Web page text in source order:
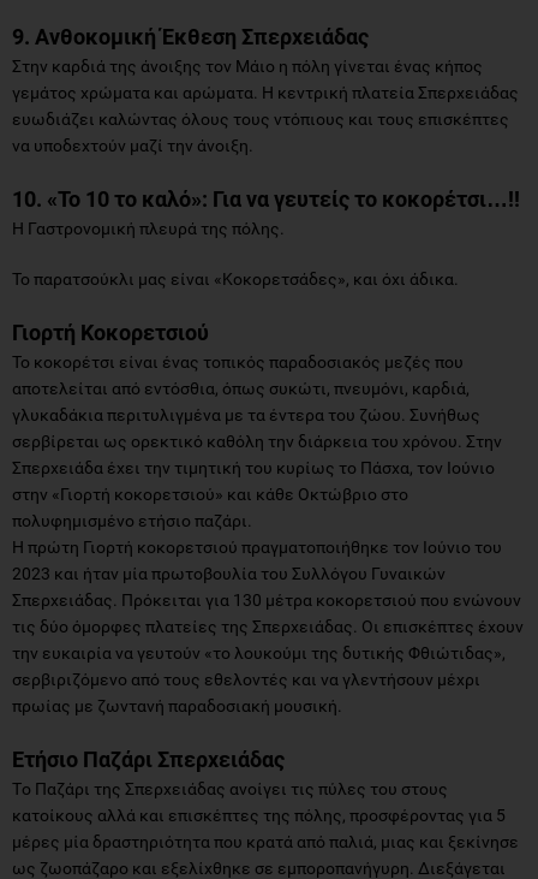
9. Ανθοκομική Έκθεση Σπερχειάδας
Στην καρδιά της άνοιξης τον Μάιο η πόλη γίνεται ένας κήπος
γεμάτος χρώματα και αρώματα. Η κεντρική πλατεία Σπερχειάδας
ευωδιάζει καλώντας όλους τους ντόπιους και τους επισκέπτες
να υποδεχτούν μαζί την άνοιξη.
10. «Το 10 το καλό»: Για να γευτείς το κοκορέτσι…!!
Η Γαστρονομική πλευρά της πόλης.
Το παρατσούκλι μας είναι «Κοκορετσάδες», και όχι άδικα.
Γιορτή Κοκορετσιού
Το κοκορέτσι είναι ένας τοπικός παραδοσιακός μεζές που
αποτελείται από εντόσθια, όπως συκώτι, πνευμόνι, καρδιά,
γλυκαδάκια περιτυλιγμένα με τα έντερα του ζώου. Συνήθως
σερβίρεται ως ορεκτικό καθόλη την διάρκεια του χρόνου. Στην
Σπερχειάδα έχει την τιμητική του κυρίως το Πάσχα, τον Ιούνιο
στην «Γιορτή κοκορετσιού» και κάθε Οκτώβριο στο
πολυφημισμένο ετήσιο παζάρι.
Η πρώτη Γιορτή κοκορετσιού πραγματοποιήθηκε τον Ιούνιο του
2023 και ήταν μία πρωτοβουλία του Συλλόγου Γυναικών
Σπερχειάδας. Πρόκειται για 130 μέτρα κοκορετσιού που ενώνουν
τις δύο όμορφες πλατείες της Σπερχειάδας. Οι επισκέπτες έχουν
την ευκαιρία να γευτούν «το λουκούμι της δυτικής Φθιώτιδας»,
σερβιριζόμενο από τους εθελοντές και να γλεντήσουν μέχρι
πρωίας με ζωντανή παραδοσιακή μουσική.
Ετήσιο Παζάρι Σπερχειάδας
Tο Παζάρι της Σπερχειάδας ανοίγει τις πύλες του στους
κατοίκους αλλά και επισκέπτες της πόλης, προσφέροντας για 5
μέρες μία δραστηριότητα που κρατά από παλιά, μιας και ξεκίνησε
ως ζωοπάζαρο και εξελίχθηκε σε εμποροπανήγυρη. Διεξάγεται